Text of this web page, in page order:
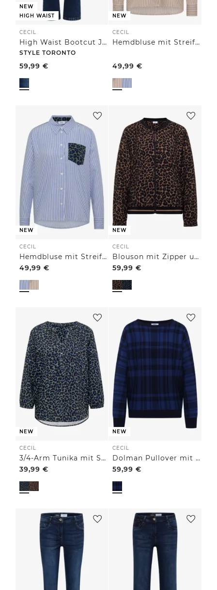
NEW
HIGH WAIST
CECIL
High Waist Bootcut Jeans im Slim Fit
STYLE TORONTO
59,99 €
NEW
CECIL
Hemdbluse mit Streifen und Leo-Brusttasche
49,99€
NEW
CECIL
Hemdbluse mit Streifen und Leo-Brusttasche
49,99 €
NEW
CECIL
Blouson mit Zipper und Leo-Muster
59,99€
NEW
CECIL
3/4-Arm Tunika mit Split Neck und Leo-Muster
39,99 €
NEW
CECIL
Dolman Pullover mit Karomuster
59,99€